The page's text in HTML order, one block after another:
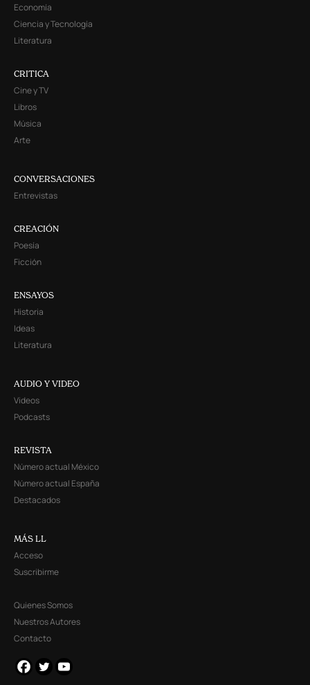
Economía
Ciencia y Tecnología
Literatura
CRITICA
Cine y TV
Libros
Música
Arte
CONVERSACIONES
Entrevistas
CREACIÓN
Poesía
Ficción
ENSAYOS
Historia
Ideas
Literatura
AUDIO Y VIDEO
Videos
Podcasts
REVISTA
Número actual México
Número actual España
Destacados
MÁS LL
Acceso
Suscribirme
Quienes Somos
Nuestros Autores
Contacto